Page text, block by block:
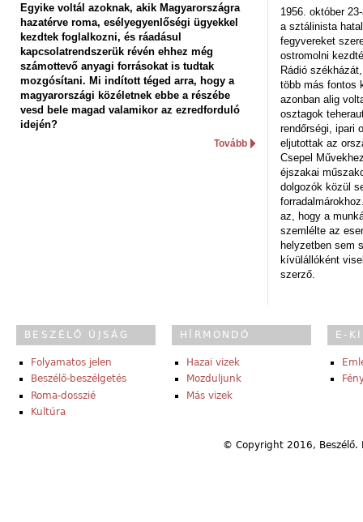
Egyike voltál azoknak, akik Magyarországra
hazatérve roma, esélyegyenlőségi ügyekkel
kezdtek foglalkozni, és ráadásul
kapcsolatrendszerük révén ehhez még
számottevő anyagi forrásokat is tudtak
mozgósítani. Mi indított téged arra, hogy a
magyarországi közéletnek ebbe a részébe
vesd bele magad valamikor az ezredforduló
idején?
Tovább
1956. október
a sztálinista
fegyvereket
ostromolni
Rádió
több más fontos
azonban alig
osztagok
rendőrségi, ipari
eljutottak az
Csepel
éjszakai
dolgozók közül
az, hogy a
szemlélte az
helyzetben sem
kívülállóként
szerző.
BESZÉLŐ ÚJSÁG
Folyamatos jelen
Beszélő-beszélgetés
Roma-dosszié
Kultúra
HÍRMONDÓ
Hazai vizek
Mozduljunk
Más vizek
E-
© Copyright 2016,